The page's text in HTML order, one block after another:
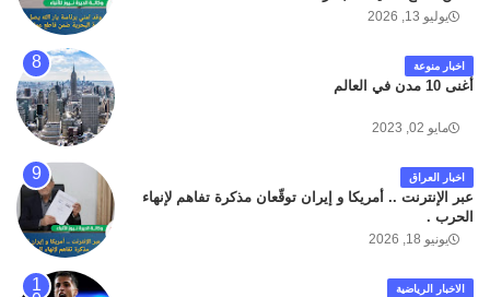
يوليو 13, 2026
اخبار منوعة
أغنى 10 مدن في العالم
مايو 02, 2023
اخبار العراق
عبر الإنترنت .. أمريكا و إيران توقّعان مذكرة تفاهم لإنهاء
الحرب .
يونيو 18, 2026
الاخبار الرياضية